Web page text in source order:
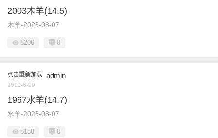
2003木羊(14.5)
木羊-2026-08-07
8206 0
点击重新加载 admin
2012-6-29
1967水羊(14.7)
水羊-2026-08-07
8188 0